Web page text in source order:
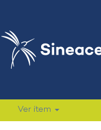
Ver ítem